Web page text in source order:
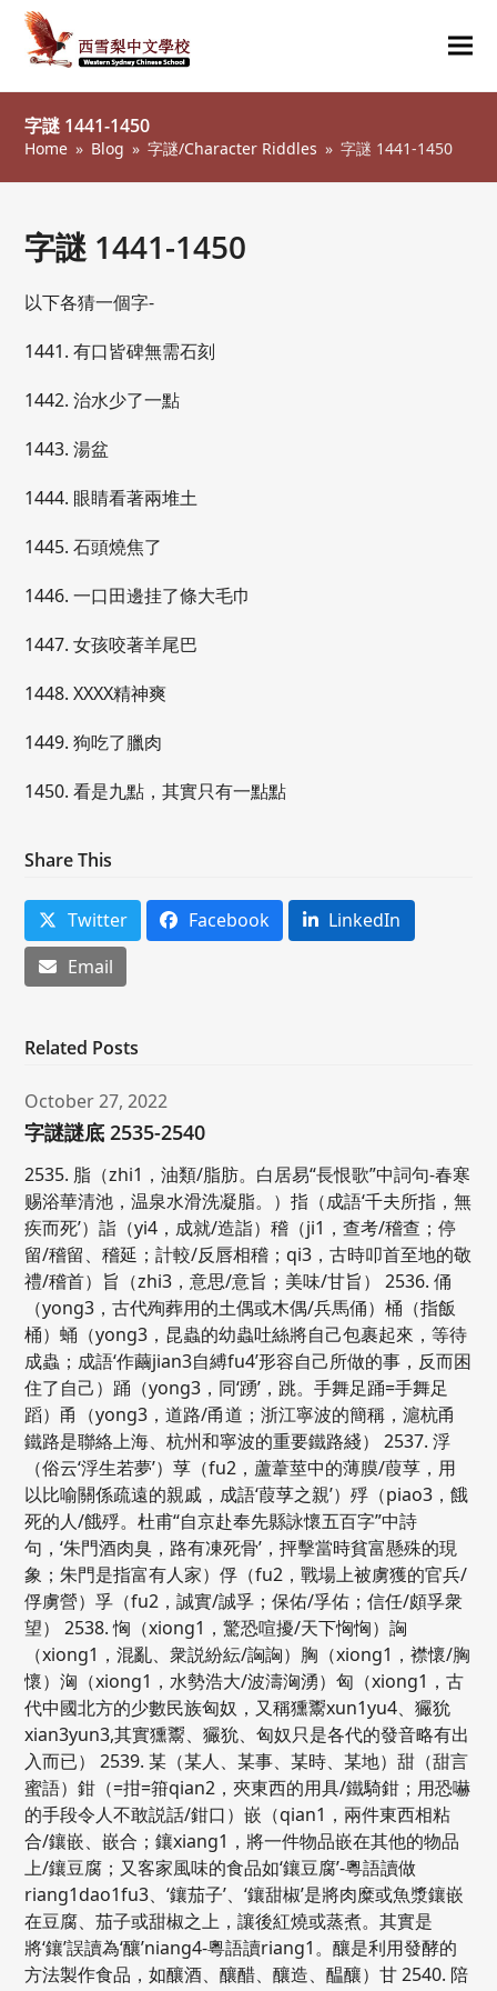
字謎 1441-1450
Home » Blog » 字謎/Character Riddles » 字謎 1441-1450
字謎 1441-1450
以下各猜一個字-
1441. 有口皆碑無需石刻
1442. 治水少了一點
1443. 湯盆
1444. 眼睛看著兩堆土
1445. 石頭燒焦了
1446. 一口田邊挂了條大毛巾
1447. 女孩咬著羊尾巴
1448. XXXX精神爽
1449. 狗吃了臘肉
1450. 看是九點，其實只有一點點
Share This
Twitter Facebook
LinkedIn
Email
Related Posts
October 27, 2022
字謎謎底 2535-2540
2535. 脂（zhi1，油類/脂肪。白居易“長恨歌”中詞句-春寒
赐浴華清池，温泉水滑洗凝脂。）指（成語‘千夫所指，無
疾而死’）詣（yi4，成就/造詣）稽（ji1，查考/稽查；停
留/稽留、稽延；計較/反唇相稽；qi3，古時叩首至地的敬
禮/稽首）旨（zhi3，意思/意旨；美味/甘旨） 2536. 俑
（yong3，古代殉葬用的土偶或木偶/兵馬俑）桶（指飯
桶）蛹（yong3，昆蟲的幼蟲吐絲將自己包裹起來，等待
成蟲；成語‘作繭jian3自縛fu4’形容自己所做的事，反而困
住了自己）踊（yong3，同‘踴’，跳。手舞足踊=手舞足
蹈）甬（yong3，道路/甬道；浙江寧波的簡稱，滬杭甬
鐵路是聯絡上海、杭州和寧波的重要鐵路綫） 2537. 浮
（俗云‘浮生若夢’）莩（fu2，蘆葦莖中的薄膜/葭莩，用
以比喻關係疏遠的親戚，成語‘葭莩之親’）殍（piao3，餓
死的人/餓殍。杜甫“自京赴奉先縣詠懷五百字”中詩
句，‘朱門酒肉臭，路有凍死骨’，抨擊當時貧富懸殊的現
象；朱門是指富有人家）俘（fu2，戰場上被虜獲的官兵/
俘虜營）孚（fu2，誠實/誠孚；保佑/孚佑；信任/頗孚衆
望） 2538. 恟（xiong1，驚恐喧擾/天下恟恟）詾
（xiong1，混亂、衆説紛紜/詾詾）胸（xiong1，襟懷/胸
懷）洶（xiong1，水勢浩大/波濤洶湧）匈（xiong1，古
代中國北方的少數民族匈奴，又稱獯鬻xun1yu4、玁狁
xian3yun3,其實獯鬻、玁狁、匈奴只是各代的發音略有出
入而已） 2539. 某（某人、某事、某時、某地）甜（甜言
蜜語）鉗（=拑=箝qian2，夾東西的用具/鐵騎鉗；用恐嚇
的手段令人不敢説話/鉗口）嵌（qian1，兩件東西相粘
合/鑲嵌、嵌合；鑲xiang1，將一件物品嵌在其他的物品
上/鑲豆腐；又客家風味的食品如‘鑲豆腐’-粵語讀做
riang1dao1fu3、‘鑲茄子’、‘鑲甜椒’是將肉糜或魚漿鑲嵌
在豆腐、茄子或甜椒之上，讓後紅燒或蒸煮。其實是
將‘鑲’誤讀為‘釀’niang4-粵語讀riang1。釀是利用發酵的
方法製作食品，如釀酒、釀醋、釀造、醖釀）甘 2540. 陪